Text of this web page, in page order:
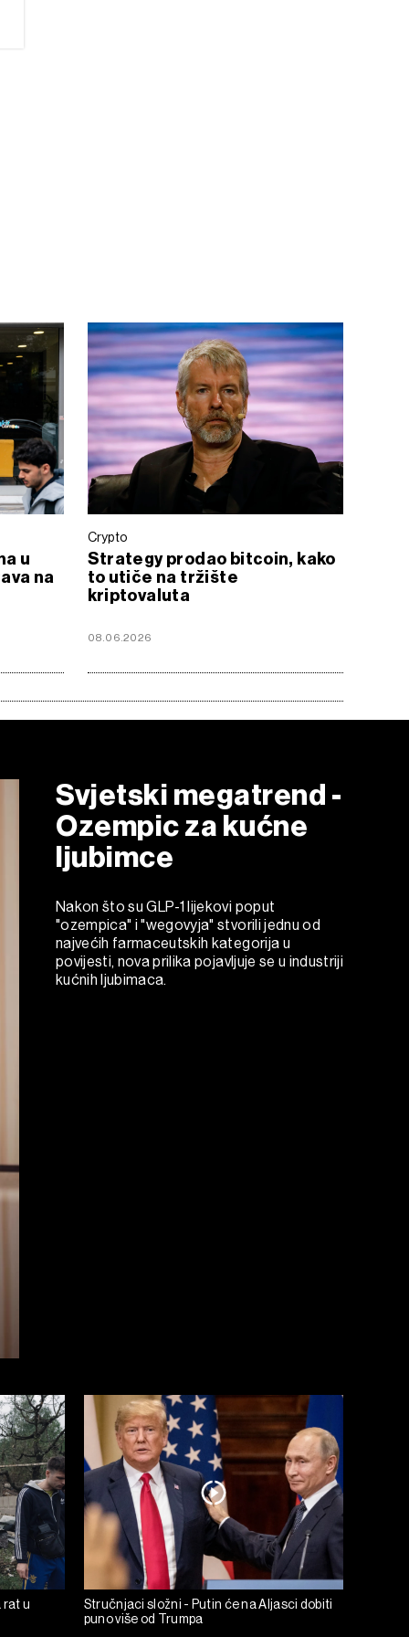
u
na
Crypto
Strategy prodao bitcoin, kako
to utiče na tržište
kriptovaluta
08.06.2026
Svjetski megatrend -
Ozempic za kućne
ljubimce
Nakon što su GLP-1 lijekovi poput
"ozempica" i "wegovyja" stvorili jednu od
najvećih farmaceutskih kategorija u
povijesti, nova prilika pojavljuje se u industriji
kućnih ljubimaca.
rat u
Stručnjaci složni - Putin će na Aljasci dobiti
puno više od Trumpa